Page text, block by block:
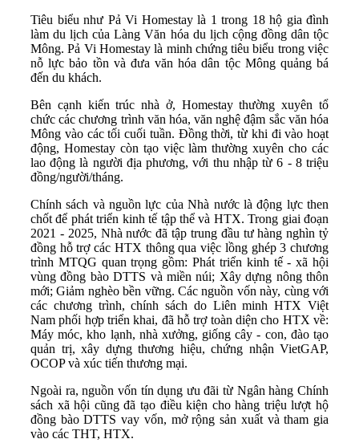
Tiêu biểu như Pả Vi Homestay là 1 trong 18 hộ gia đình
làm du lịch của Làng Văn hóa du lịch cộng đồng dân tộc
Mông. Pả Vi Homestay là minh chứng tiêu biểu trong việc
nỗ lực bảo tồn và đưa văn hóa dân tộc Mông quảng bá
đến du khách.
Bên cạnh kiến trúc nhà ở, Homestay thường xuyên tổ
chức các chương trình văn hóa, văn nghệ đậm sắc văn hóa
Mông vào các tối cuối tuần. Đồng thời, từ khi đi vào hoạt
động, Homestay còn tạo việc làm thường xuyên cho các
lao động là người địa phương, với thu nhập từ 6 - 8 triệu
đồng/người/tháng.
Chính sách và nguồn lực của Nhà nước là động lực then
chốt để phát triển kinh tế tập thể và HTX. Trong giai đoạn
2021 - 2025, Nhà nước đã tập trung đầu tư hàng nghìn tỷ
đồng hỗ trợ các HTX thông qua việc lồng ghép 3 chương
trình MTQG quan trọng gồm: Phát triển kinh tế - xã hội
vùng đồng bào DTTS và miền núi; Xây dựng nông thôn
mới; Giảm nghèo bền vững. Các nguồn vốn này, cùng với
các chương trình, chính sách do Liên minh HTX Việt
Nam phối hợp triển khai, đã hỗ trợ toàn diện cho HTX về:
Máy móc, kho lạnh, nhà xưởng, giống cây - con, đào tạo
quản trị, xây dựng thương hiệu, chứng nhận VietGAP,
OCOP và xúc tiến thương mại.
Ngoài ra, nguồn vốn tín dụng ưu đãi từ Ngân hàng Chính
sách xã hội cũng đã tạo điều kiện cho hàng triệu lượt hộ
đồng bào DTTS vay vốn, mở rộng sản xuất và tham gia
vào các THT, HTX.